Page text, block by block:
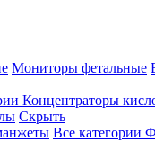
Мониторы фетальные
Концентраторы
Скрыть
Все категории